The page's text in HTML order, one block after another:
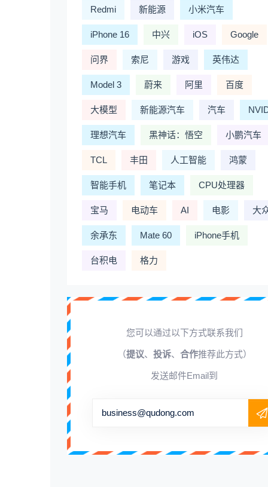
Redmi 新能源 小米汽车
iPhone 16 中兴 iOS Google
问界 索尼 游戏 英伟达
Model 3 蔚来 阿里 百度
大模型 新能源汽车 汽车
理想汽车 黑神话：悟空 小鹏汽车
TCL 丰田 人工智能 鸿蒙
智能手机 笔记本 CPU处理器
宝马 电动车 AI 电影 大
余承东 Mate 60 iPhone手机
台积电 格力
您可以通过以下方式联系我们
（提议、 投诉、 合作推荐此方式）
发送邮件Email到
business@qudong.com